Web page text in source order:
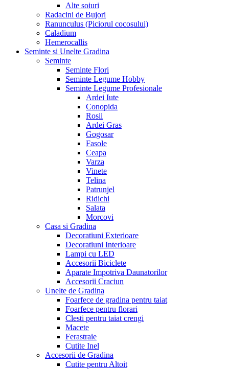
Alte soiuri
Radacini de Bujori
Ranunculus (Piciorul cocosului)
Caladium
Hemerocallis
Seminte si Unelte Gradina
Seminte
Seminte Flori
Seminte Legume Hobby
Seminte Legume Profesionale
Ardei Iute
Conopida
Rosii
Ardei Gras
Gogosar
Fasole
Ceapa
Varza
Vinete
Telina
Patrunjel
Ridichi
Salata
Morcovi
Casa si Gradina
Decoratiuni Exterioare
Decoratiuni Interioare
Lampi cu LED
Accesorii Biciclete
Aparate Impotriva Daunatorilor
Accesorii Craciun
Unelte de Gradina
Foarfece de gradina pentru taiat
Foarfece pentru florari
Clesti pentru taiat crengi
Macete
Ferastraie
Cutite Inel
Accesorii de Gradina
Cutite pentru Altoit